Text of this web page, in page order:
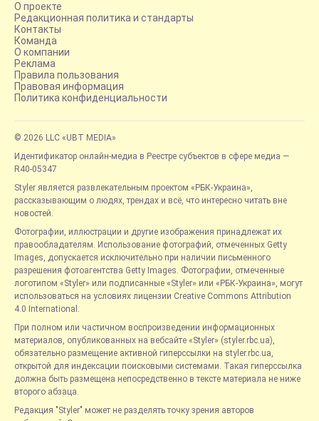
О проекте
Редакционная политика и стандарты
Контакты
Команда
О компании
Реклама
Правила пользования
Правовая информация
Политика конфиденциальности
© 2026 LLC «UBT MEDIA»
Идентификатор онлайн-медиа в Реестре субъектов в сфере медиа —
R40-05347
Styler является развлекательным проектом «РБК-Украина»,
рассказывающим о людях, трендах и всё, что интересно читать вне
новостей.
Фотографии, иллюстрации и другие изображения принадлежат их
правообладателям. Использование фотографий, отмеченных Getty
Images, допускается исключительно при наличии письменного
разрешения фотоагентства Getty Images. Фотографии, отмеченные
логотипом «Styler» или подписанные «Styler» или «РБК-Украина», могут
использоваться на условиях лицензии Creative Commons Attribution
4.0 International.
При полном или частичном воспроизведении информационных
материалов, опубликованных на вебсайте «Styler» (styler.rbc.ua),
обязательно размещение активной гиперссылки на styler.rbc.ua,
открытой для индексации поисковыми системами. Такая гиперссылка
должна быть размещена непосредственно в тексте материала не ниже
второго абзаца.
Редакция "Styler" может не разделять точку зрения авторов